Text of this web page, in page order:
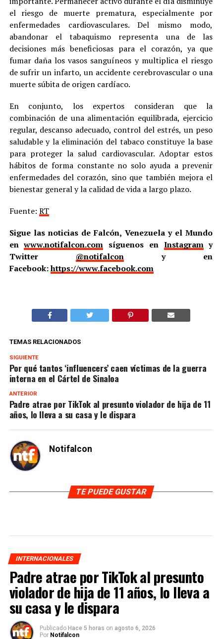
el riesgo de muerte prematura, especialmente por
enfermedades cardiovasculares. Del mismo modo,
abandonar el tabaquismo representa una de las
decisiones más beneficiosas para el corazón, ya que
fumar daña los vasos sanguíneos y multiplica el riesgo
de sufrir un infarto, un accidente cerebrovascular o una
muerte súbita de origen cardíaco.
En conjunto, los expertos consideran que la
combinación de una alimentación equilibrada, ejercicio
regular, descanso adecuado, control del estrés, un peso
saludable y la eliminación del tabaco constituye la base
para proteger la salud cardiovascular. Adoptar estos
hábitos de forma constante no solo ayuda a prevenir
enfermedades del corazón, sino que también mejora el
bienestar general y la calidad de vida a largo plazo.
Fuente: RT
Sigue las noticias de Falcón, Venezuela y el Mundo
enwww.notifalcon.com síguenos en Instagramy
Twitter @notifalcony en
Facebook:https://www.facebook.com
TEMAS RELACIONADOS
SIGUIENTE
Por qué tantos ‘influencers’ caen víctimas de la guerra
interna en el Cártel de Sinaloa
ANTERIOR
Padre atrae por TikTok al presunto violador de hija de 11
años, lo lleva a su casa y le dispara
Notifalcon
TE PUEDE GUSTAR
INTERNACIONALES
Padre atrae por TikTok al presunto
violador de hija de 11 años, lo lleva a
su casa y le dispara
Publicado Hace 5 horas on agosto 6, 2026
Por Notifalcon